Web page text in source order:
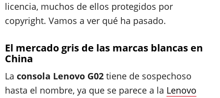
licencia, muchos de ellos protegidos por
copyright. Vamos a ver qué ha pasado.
El mercado gris de las marcas blancas en
China
La consola Lenovo G02 tiene de sospechoso
hasta el nombre, ya que se parece a la Lenovo